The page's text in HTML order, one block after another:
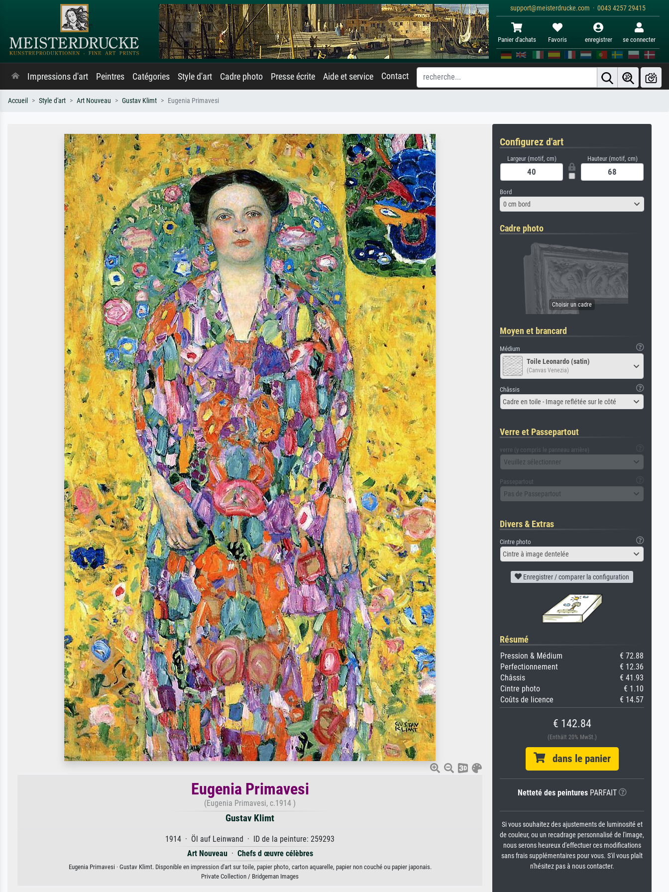
support@meisterdrucke.com · 0043 4257 29415
Panier d'achats Favoris enregistrer se connecter
Impressions d'art Peintres Catégories Style d'art Cadre photo Presse écrite Aide et service Contact
Accueil Style d'art Art Nouveau Gustav Klimt Eugenia Primavesi
Eugenia Primavesi
(Eugenia Primavesi, c.1914 )
Gustav Klimt
1914 · Öl auf Leinwand · ID de la peinture: 259293
Art Nouveau· Chefs d œuvre célèbres
Eugenia Primavesi · Gustav Klimt. Disponible en impression d'art sur toile, papier photo, carton aquarelle, papier non couché ou papier japonais.
Private Collection / Bridgeman Images
Configurez d'art
Largeur (motif, cm) Hauteur (motif, cm)
Bord
0 cm bord
Cadre photo
Moyen et brancard
Médium
Toile Leonardo (satin)
(Canvas Venezia)
Châssis
Cadre en toile - Image reflétée sur le côté
Verre et Passepartout
verre (y compris le panneau arrière)
Veuillez sélectionner
Passepartout
Pas de Passepartout
Divers & Extras
Cintre photo
Cintre à image dentelée
Enregistrer / comparer la configuration
Résumé
Pression & Médium
€ 72.88
Perfectionnement
€ 12.36
Châssis
€ 41.93
Cintre photo
€ 1.10
Coûts de licence
€ 14.57
€ 142.84
(Enthält 20% MwSt.)
dans le panier
Netteté des peinturesPARFAIT
Si vous souhaitez des ajustements de luminosité et
de couleur, ou un recadrage personnalisé de l'image,
nous serons heureux d'effectuer ces modifications
sans frais supplémentaires pour vous. S'il vous plaît
n'hésitez pas à nous contacter.